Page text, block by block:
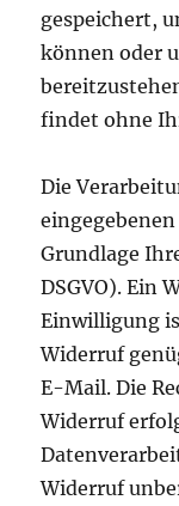
gespeichert,
können oder
findet ohne
Die
Grundlage
DSGVO). Ein
Einwilligung
Widerruf
E-Mail. Die
Widerruf
Widerruf